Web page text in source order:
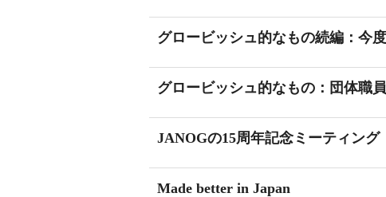
グロービッシュ的なもの続編：今
グロービッシュ的なもの：団体職
JANOGの15周年記念ミーティング
Made better in Japan